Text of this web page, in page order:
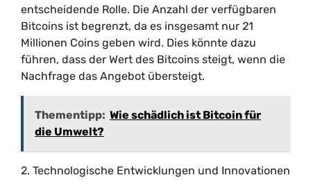
entscheidende Rolle. Die Anzahl der verfügbaren
Bitcoins ist begrenzt, da es insgesamt nur 21
Millionen Coins geben wird. Dies könnte dazu
führen, dass der Wert des Bitcoins steigt, wenn die
Nachfrage das Angebot übersteigt.
Thementipp: Wie schädlich ist Bitcoin für
die Umwelt?
2. Technologische Entwicklungen und Innovationen